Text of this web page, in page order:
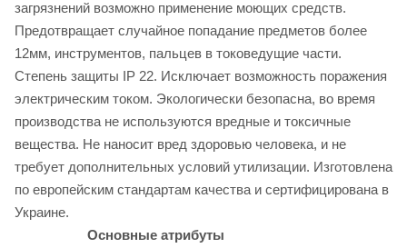
загрязнений возможно применение моющих средств.
Предотвращает случайное попадание предметов более
12мм, инструментов, пальцев в токоведущие части.
Степень защиты IP 22. Исключает возможность поражения
электрическим током. Экологически безопасна, во время
производства не используются вредные и токсичные
вещества. Не наносит вред здоровью человека, и не
требует дополнительных условий утилизации. Изготовлена
по европейским стандартам качества и сертифицирована в
Украине.
Основные атрибуты